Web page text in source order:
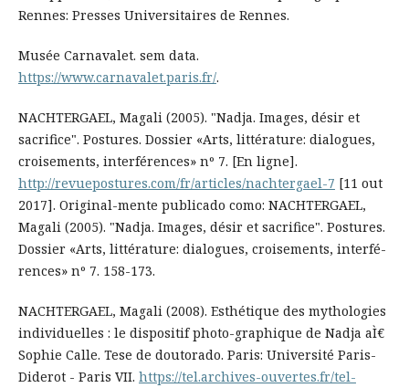
Rennes: Presses Universitaires de Rennes.
Musée Carnavalet. sem data.
https://www.carnavalet.paris.fr/.
NACHTERGAEL, Magali (2005). "Nadja. Images, désir et
sacrifice". Postures. Dossier «Arts, littérature: dialogues,
croisements, interférences» nº 7. [En ligne].
http://revuepostures.com/fr/articles/nachtergael-7 [11 out
2017]. Original-mente publicado como: NACHTERGAEL,
Magali (2005). "Nadja. Images, désir et sacrifice". Postures.
Dossier «Arts, littérature: dialogues, croisements, interfé-
rences» nº 7. 158-173.
NACHTERGAEL, Magali (2008). Esthétique des mythologies
individuelles : le dispositif photo-graphique de Nadja aÌ€
Sophie Calle. Tese de doutorado. Paris: Université Paris-
Diderot - Paris VII. https://tel.archives-ouvertes.fr/tel-